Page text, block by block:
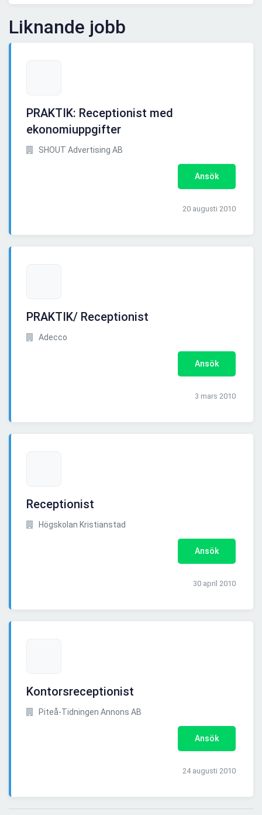
Liknande jobb
PRAKTIK: Receptionist med
ekonomiuppgifter
SHOUT Advertising AB
Ansök
20 augusti 2010
PRAKTIK/ Receptionist
Adecco
Ansök
3 mars 2010
Receptionist
Högskolan Kristianstad
Ansök
30 april 2010
Kontorsreceptionist
Piteå-Tidningen Annons AB
Ansök
24 augusti 2010